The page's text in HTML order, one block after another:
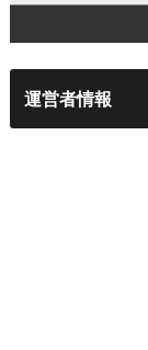
運営者情報